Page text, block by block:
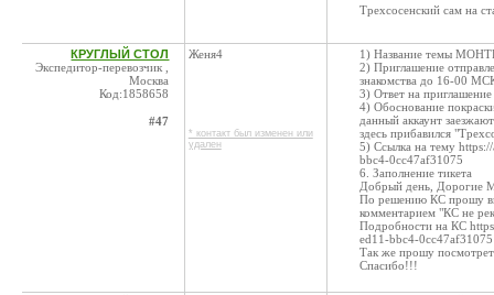
Трехсосенский сам на
КРУГЛЫЙ СТОЛ
Экспедитор-перевозчик ,
Москва
Код:1858658
#47
Женя4
* контакт был изменен или
удален
1) Название темы
2) Приглашение
знакомства до 16-00
3) Ответ на
4) Обоснование
данный аккаунт
здесь прибавился
5) Ссылка на тему
bbc4-0cc47af31075
6. Заполнение тикета
Добрый день, Дорогие
По решению КС прошу
комментарием "КС не
Подробности на КС
ed11-bbc4-0cc47af31075
Так же прошу
Спасибо!!!